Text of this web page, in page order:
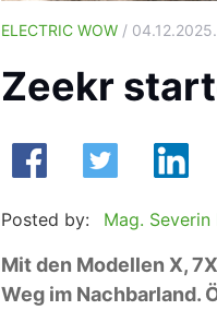
ELECTRIC WOW / 04.12.2025.
Zeekr
Posted by: Mag. Severin
Mit den Modellen X,
Weg im Nachbarland.